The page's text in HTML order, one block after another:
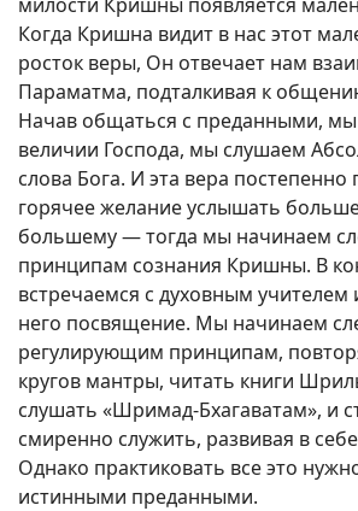
Когда Кришна видит в нас этот
росток веры, Он отвечает нам
Параматма, подталкивая к
Начав общаться с преданными,
величии Господа, мы слушаем
слова Бога. И эта вера постепенно
горячее желание услышать
большему — тогда мы начинаем
принципам сознания Кришны. В
встречаемся с духовным учителем
него посвящение. Мы начинаем
регулирующим принципам,
кругов мантры, читать книги
слушать «Шримад-Бхагаватам», и
смиренно служить, развивая в
Однако практиковать все это
истинными преданными.